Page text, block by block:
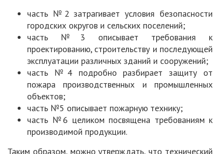
часть №2 затрагивает условия безопасности
городских округов и сельских поселений;
часть №3 описывает требования к
проектированию, строительству и последующей
эксплуатации различных зданий и сооружений;
часть №4 подробно разбирает защиту от
пожара производственных и промышленных
объектов;
часть №5 описывает пожарную технику;
часть №6 целиком посвящена требованиям к
производимой продукции.
Таким образом, можно утверждать, что технический